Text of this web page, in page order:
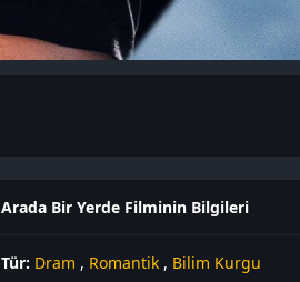
Arada Bir Yerde Filminin Bilgileri
Tür: Dram , Romantik, Bilim Kurgu